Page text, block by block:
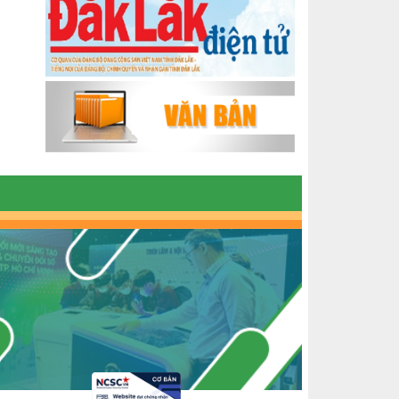
ĐẮK LẮK GIAI ĐOẠN 2018-2020